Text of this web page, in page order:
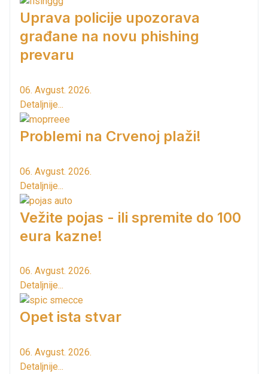
Uprava policije upozorava
građane na novu phishing
prevaru
06. Avgust. 2026.
Detaljnije...
Problemi na Crvenoj plaži!
06. Avgust. 2026.
Detaljnije...
Vežite pojas - ili spremite do 100
eura kazne!
06. Avgust. 2026.
Detaljnije...
Opet ista stvar
06. Avgust. 2026.
Detaljnije...